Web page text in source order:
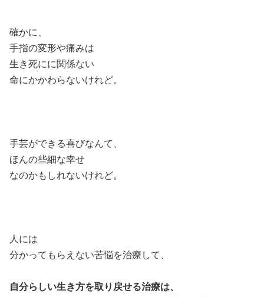
確かに、
手指の変形や痛みは
生き死にに関係ない
命にかかわらないけれど。
手芸ができる喜びなんて、
ほんの些細な幸せ
なのかもしれないけれど。
人には
分かってもらえない苦悩を治療して、
自分らしい生き方を取り戻せる治療は、